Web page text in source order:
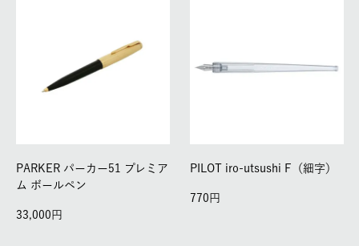
PARKER パーカー51 プレミア
ム ボールペン
33,000
PILOT iro-utsushi F（細字）
770